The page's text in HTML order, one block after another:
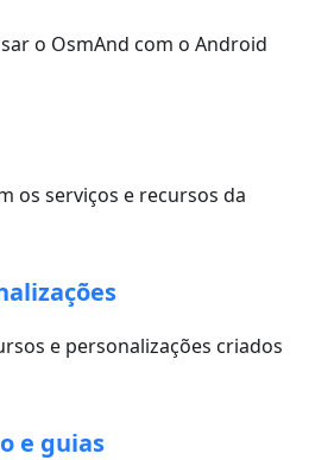
o OsmAnd com o Android
os serviços e recursos da
e personalizações criados
e guias